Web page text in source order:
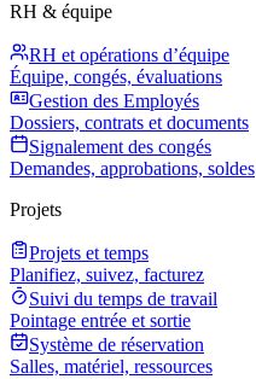
RH & équipe
RH et opérations d’équipe
Équipe, congés, évaluations
Gestion des Employés
Dossiers, contrats et documents
Signalement des congés
Demandes, approbations, soldes
Projets
Projets et temps
Planifiez, suivez, facturez
Suivi du temps de travail
Pointage entrée et sortie
Système de réservation
Salles, matériel, ressources